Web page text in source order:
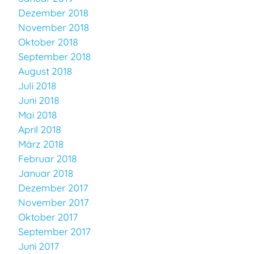
Dezember 2018
November 2018
Oktober 2018
September 2018
August 2018
Juli 2018
Juni 2018
Mai 2018
April 2018
März 2018
Februar 2018
Januar 2018
Dezember 2017
November 2017
Oktober 2017
September 2017
Juni 2017